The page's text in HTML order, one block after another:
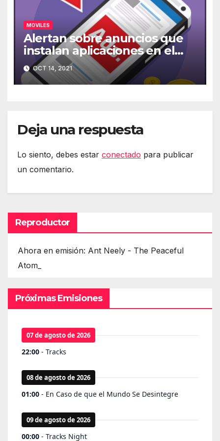
MOVILES
Alertan sobre anuncios que
instalan aplicaciones en el
móvil
OCT 14, 2021
Deja una respuesta
Lo siento, debes estar conectado para publicar
un comentario.
Reproductor
Ahora en emisión: Ant Neely - The Peaceful
Atom_
Próximas Emisiones